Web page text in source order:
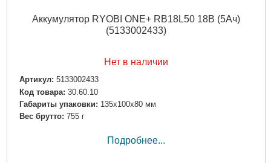
Аккумулятор RYOBI ONE+ RB18L50 18В (5Ач)
(5133002433)
Нет в наличии
Артикул: 5133002433
Код товара: 30.60.10
Габариты упаковки: 135x100x80 мм
Вес брутто: 755 г
Подробнее...